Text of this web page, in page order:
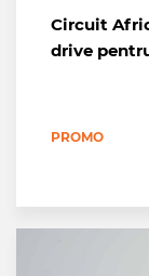
Circuit
drive
PROMO